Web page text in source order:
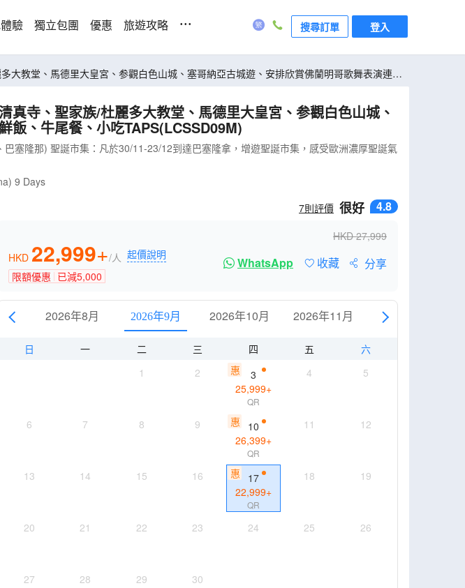
驗 獨立包團 優惠 旅遊攻略 ... 搜尋訂單 登入
教堂、馬德里大皇宮、参觀白色山城、塞哥納亞古城遊、安排欣賞佛蘭明哥歌舞表演連地
寺、聖家族/杜麗多大教堂、馬德里大皇宮、参觀白色山城、
飯、牛尾餐、小吃TAPS(LCSSD09M)
塞隆那) 聖誕市集：凡於30/11-23/12到達巴塞隆拿，增遊聖誕市集，感受歐洲濃厚聖誕氣
9 Days
7則評價 很好 4.8
HKD27,999
HKD 22,999+/人 起價說明
限額優惠 已減5,000
WhatsApp 收藏 分享
2026年8月 2026年9月 2026年10月 2026年11月 2026年12月
日 一 二 三 四 五
六
1
2 惠
3
25,999+
QR
4 5
6 7 8 9 惠
10
26,399+
QR
11 12
13 14 15 16 惠
17
22,999+
QR
18 19
20 21 22 23 24 25 26
27 28 29 30